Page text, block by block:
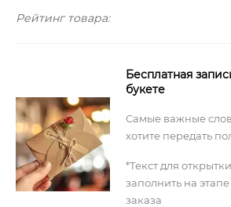
Рейтинг товара:
Бесплатная
букете
Самые важные
хотите передать
*Текст для
заполнить на
заказа